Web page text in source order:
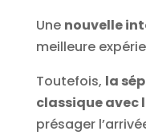
Une nouvelle
meilleure
Toutefois, la
classique avec
présager